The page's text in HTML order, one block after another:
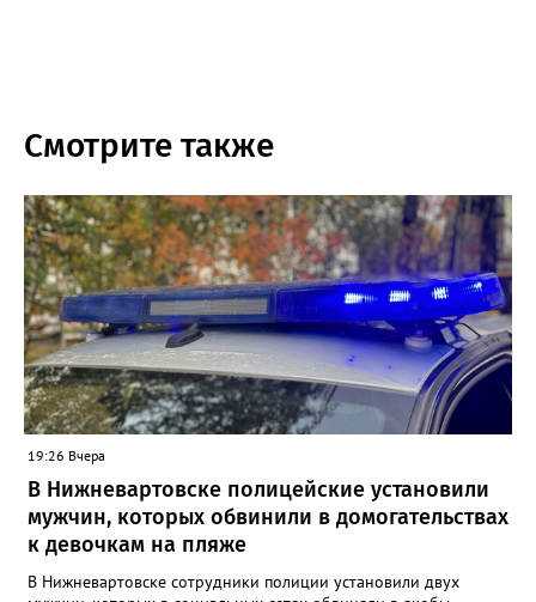
Смотрите также
19:26 Вчера
В Нижневартовске полицейские установили
мужчин, которых обвинили в домогательствах
к девочкам на пляже
В Нижневартовске сотрудники полиции установили двух